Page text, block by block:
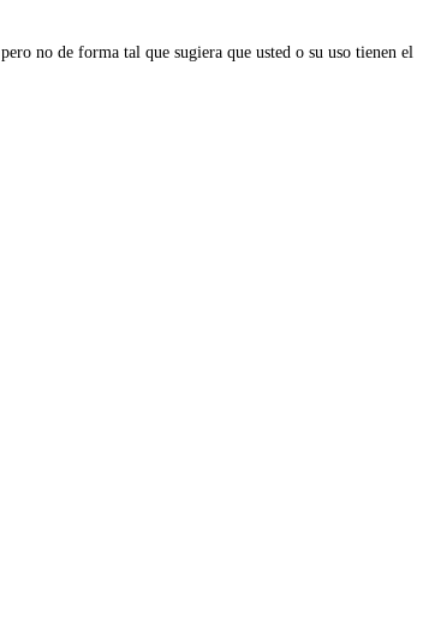
no de forma tal que sugiera que usted o su uso tienen el